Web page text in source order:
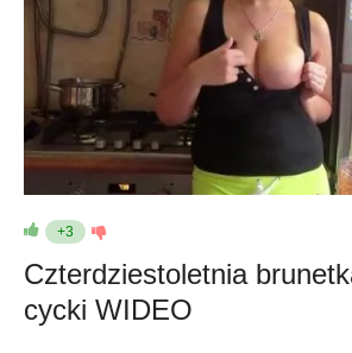
+3
Czterdziestoletnia
cycki WIDEO